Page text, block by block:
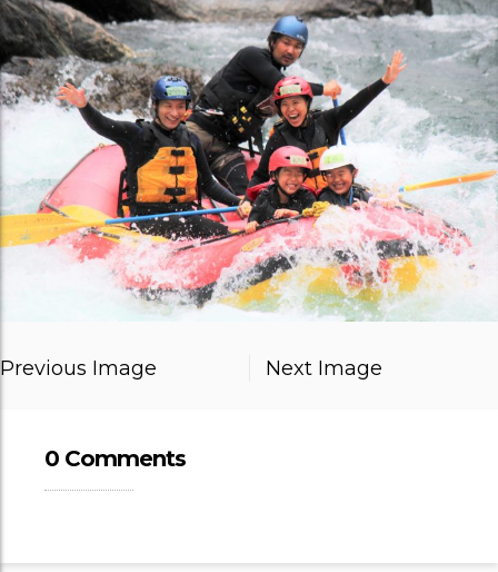
Previous Image Next Image
0 Comments